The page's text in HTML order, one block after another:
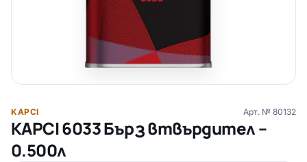
KAPCI Арт. № 80132
KAPCI 6033 Бърз втвърдител –
0.500л